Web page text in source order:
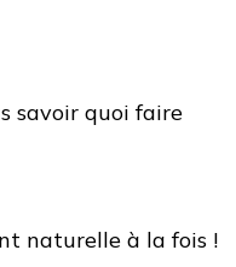
savoir quoi faire
naturelle à la fois !